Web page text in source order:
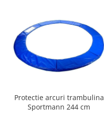
Protectie arcuri trambulina
Sportmann 244 cm